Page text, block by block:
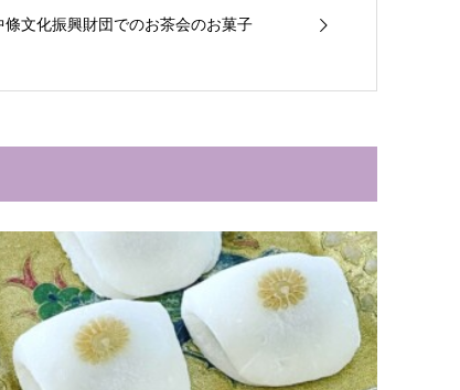
文化振興財団でのお茶会のお菓子